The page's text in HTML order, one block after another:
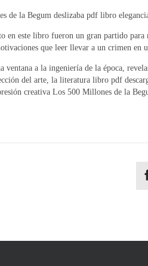
de la Begum deslizaba pdf libro
en este libro fueron un gran partido
que leer llevar a un crimen en
ventana a la ingeniería de la época,
del arte, la literatura libro pdf
creativa Los 500 Millones de la